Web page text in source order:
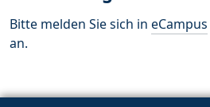
Bitte melden Sie sich in eCampus
an.